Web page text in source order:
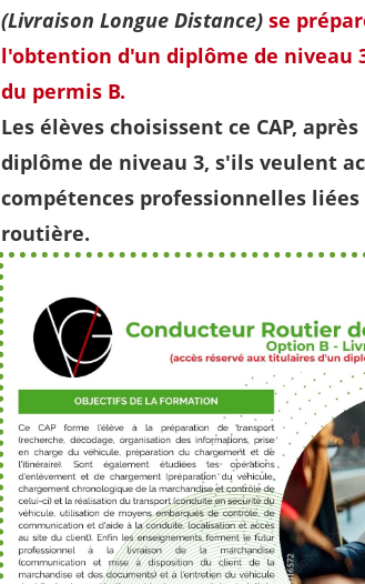
(Livraison Longue Distance) se
l'obtention d'un diplôme de niveau
du permis B.
Les élèves choisissent ce CAP,
diplôme de niveau 3, s'ils veulent
compétences professionnelles
routière.